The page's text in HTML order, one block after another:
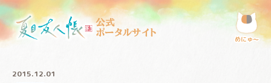
公式
ポータルサイト
めにゅ〜
2015.12.01